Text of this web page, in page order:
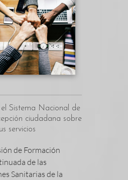
Sistema Nacional de
ciudadana sobre
servicios